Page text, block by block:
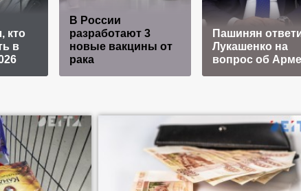
кто
в
В России
разработают 3
новые вакцины от
рака
Пашинян
Лукашенко на
вопрос об